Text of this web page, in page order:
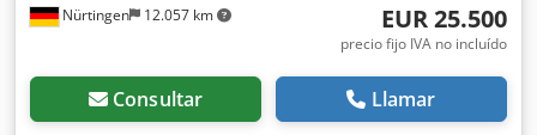
Nürtingen 12.057 km EUR 25.500
precio fijo IVA no incluído
Consultar Llamar